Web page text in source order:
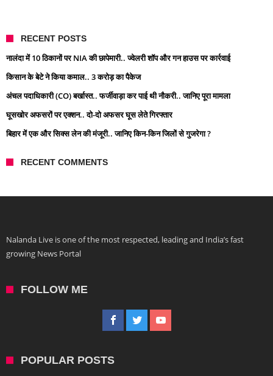
RECENT POSTS
नालंदा में 10 ठिकानों पर NIA की छापेमारी.. ज्वेलरी शॉप और गन हाउस पर कार्रवाई
किसान के बेटे ने किया कमाल.. 3 करोड़ का पैकेज
अंचल पदाधिकारी (CO) बर्खास्त.. फर्जीवाड़ा कर पाई थी नौकरी.. जानिए पूरा मामला
घूसखोर अफसरों पर एक्शन.. दो-दो अफसर घूस लेते गिरफ्तार
बिहार में एक और सिक्स लेन की मंजूरी.. जानिए किन-किन जिलों से गुजरेगा ?
RECENT COMMENTS
Nalanda Live is one of the most respected, leading and India’s fast
growing News Portal
FOLLOW ME
POPULAR POSTS